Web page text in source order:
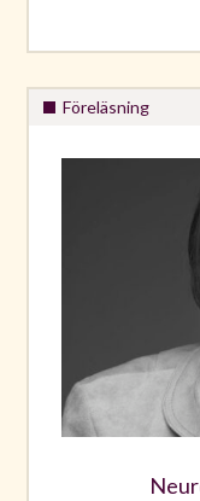
Föreläsning